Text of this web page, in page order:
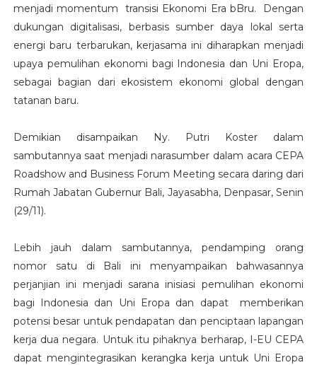
menjadi momentum transisi Ekonomi Era bBru. Dengan
dukungan digitalisasi, berbasis sumber daya lokal serta
energi baru terbarukan, kerjasama ini diharapkan menjadi
upaya pemulihan ekonomi bagi Indonesia dan Uni Eropa,
sebagai bagian dari ekosistem ekonomi global dengan
tatanan baru.
Demikian disampaikan Ny. Putri Koster dalam
sambutannya saat menjadi narasumber dalam acara CEPA
Roadshow and Business Forum Meeting secara daring dari
Rumah Jabatan Gubernur Bali, Jayasabha, Denpasar, Senin
(29/11).
Lebih jauh dalam sambutannya, pendamping orang
nomor satu di Bali ini menyampaikan bahwasannya
perjanjian ini menjadi sarana inisiasi pemulihan ekonomi
bagi Indonesia dan Uni Eropa dan dapat memberikan
potensi besar untuk pendapatan dan penciptaan lapangan
kerja dua negara. Untuk itu pihaknya berharap, I-EU CEPA
dapat mengintegrasikan kerangka kerja untuk Uni Eropa